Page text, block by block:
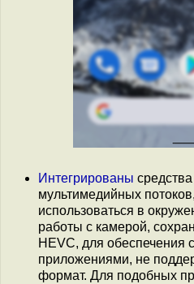
Интегрированы
мультимедийных
использоваться в
работы с камерой,
HEVC, для обеспечения
приложениями, не
формат. Для подобных